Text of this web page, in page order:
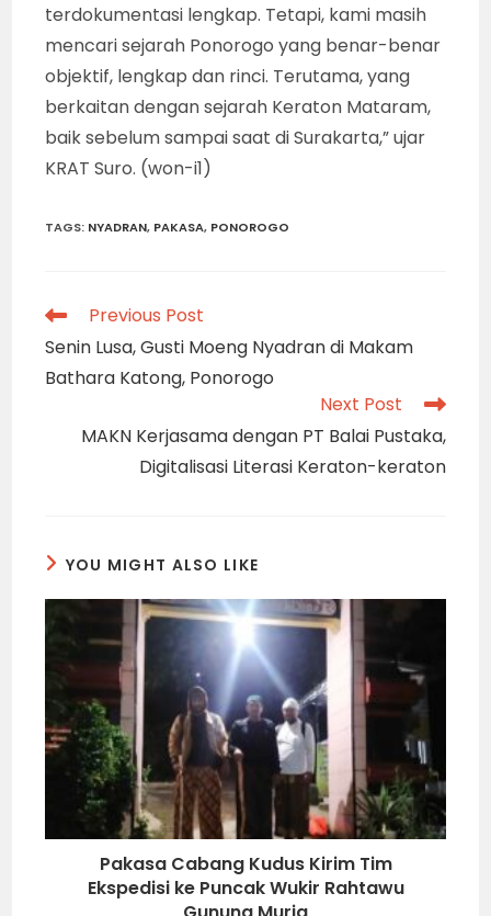
terdokumentasi lengkap. Tetapi, kami masih
mencari sejarah Ponorogo yang benar-benar
objektif, lengkap dan rinci. Terutama, yang
berkaitan dengan sejarah Keraton Mataram,
baik sebelum sampai saat di Surakarta,” ujar
KRAT Suro. (won-i1)
TAGS: NYADRAN, PAKASA, PONOROGO
Read
articles
Previous Post
Senin Lusa, Gusti Moeng Nyadran di Makam
Bathara Katong, Ponorogo
Next Post
MAKN Kerjasama dengan PT Balai Pustaka,
Digitalisasi Literasi Keraton-keraton
YOU MIGHT ALSO LIKE
Pakasa Cabang Kudus Kirim Tim
Ekspedisi ke Puncak Wukir Rahtawu